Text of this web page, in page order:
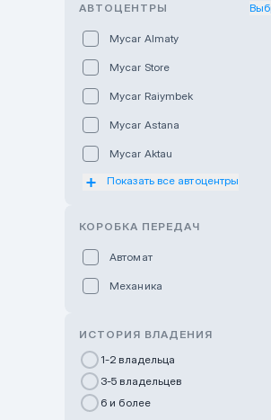
АВТОЦЕНТРЫ
Mycar Almaty
Mycar Store
Mycar Raiymbek
Mycar Astana
Mycar Aktau
Mycar Uralsk
GWM Nurly Zhol
Chery Astana
Показать все автоцентры
КОРОБКА ПЕРЕДАЧ
Автомат
Механика
ИСТОРИЯ ВЛАДЕНИЯ
1-2 владельца
3-5 владельцев
6 и более